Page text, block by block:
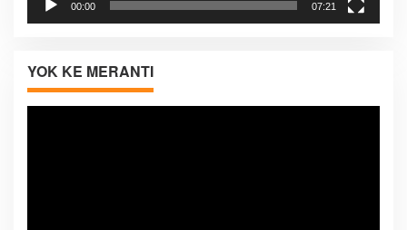
00:00 07:21
YOK KE MERANTI